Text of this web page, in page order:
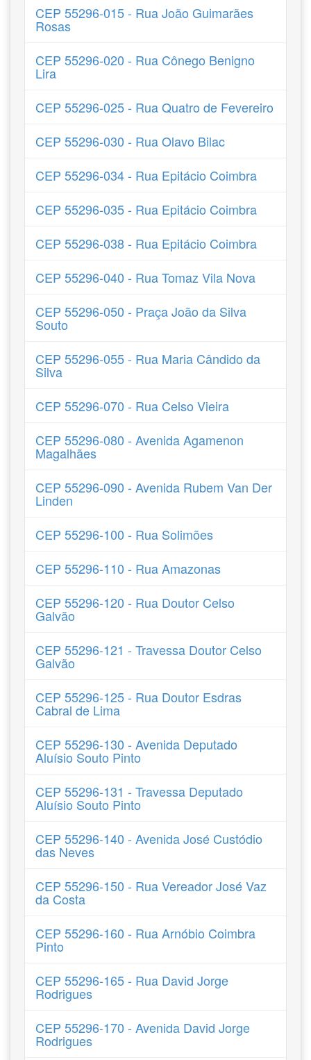
CEP 55296-015 - Rua João Guimarães
Rosas
CEP 55296-020 - Rua Cônego Benigno
Lira
CEP 55296-025 - Rua Quatro de Fevereiro
CEP 55296-030 - Rua Olavo Bilac
CEP 55296-034 - Rua Epitácio Coimbra
CEP 55296-035 - Rua Epitácio Coimbra
CEP 55296-038 - Rua Epitácio Coimbra
CEP 55296-040 - Rua Tomaz Vila Nova
CEP 55296-050 - Praça João da Silva
Souto
CEP 55296-055 - Rua Maria Cândido da
Silva
CEP 55296-070 - Rua Celso Vieira
CEP 55296-080 - Avenida Agamenon
Magalhães
CEP 55296-090 - Avenida Rubem Van Der
Linden
CEP 55296-100 - Rua Solimões
CEP 55296-110 - Rua Amazonas
CEP 55296-120 - Rua Doutor Celso
Galvão
CEP 55296-121 - Travessa Doutor Celso
Galvão
CEP 55296-125 - Rua Doutor Esdras
Cabral de Lima
CEP 55296-130 - Avenida Deputado
Aluísio Souto Pinto
CEP 55296-131 - Travessa Deputado
Aluísio Souto Pinto
CEP 55296-140 - Avenida José Custódio
das Neves
CEP 55296-150 - Rua Vereador José Vaz
da Costa
CEP 55296-160 - Rua Arnóbio Coimbra
Pinto
CEP 55296-165 - Rua David Jorge
Rodrigues
CEP 55296-170 - Avenida David Jorge
Rodrigues